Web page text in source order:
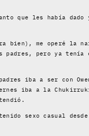
que les había
bien), me operé la
padres, pero ya
iba a ser con
iba a la
sexo casual